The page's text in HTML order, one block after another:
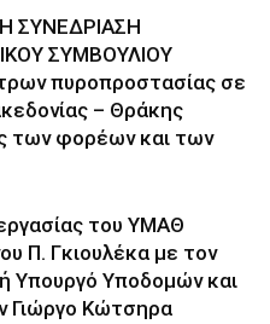
ΣΥΝΕΔΡΙΑΣΗ
ΣΥΜΒΟΥΛΙΟΥ
πυροπροστασίας σε
– Θράκης
των φορέων και των
του ΥΜΑΘ
Π. Γκιουλέκα με τον
Υπουργό Υποδομών και
Κώτσηρα